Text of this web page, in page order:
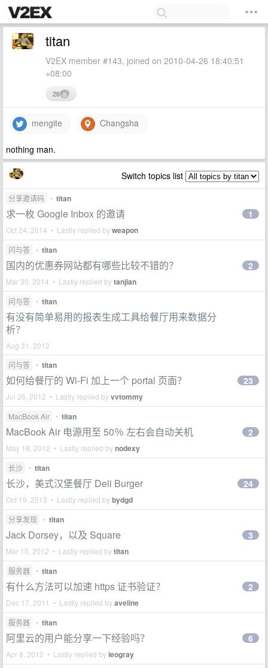
titan
V2EX member #143, joined on 2010-04-26 18:40:51
+08:00
26
mengite Changsha
nothing man.
Switch topics list
分享邀请码 • titan
求一枚 Google Inbox 的邀请
Oct 24, 2014 • Lastly replied byweapon
1
问与答 • titan
国内的优惠券网站都有哪些比较不错的？
Mar 30, 2014 • Lastly replied bytanjian
2
问与答 • titan
有没有简单易用的报表生成工具给餐厅用来数据分
析？
Aug 31, 2012
问与答
• titan
如何给餐厅的 Wi-Fi 加上一个 portal 页面？
Jul 26, 2012 • Lastly replied byvvtommy
23
MacBook Air • titan
MacBook Air 电源用至 50％ 左右会自动关机
May 18, 2012 • Lastly replied bynodexy
2
长沙 • titan
长沙，美式汉堡餐厅 Deli Burger
Oct 19, 2013 • Lastly replied bybydgd
24
分享发现 • titan
Jack Dorsey，以及 Square
Mar 10, 2012 • Lastly replied bytitan
3
服务器 • titan
有什么方法可以加速 https 证书验证？
Dec 17, 2011 • Lastly replied byaveline
2
服务器 • titan
阿里云的用户能分享一下经验吗？
Apr 8, 2012 • Lastly replied byleogray
6